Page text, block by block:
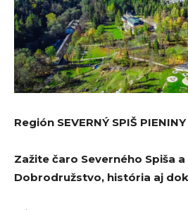
Región SEVERNÝ SPIŠ PIENINY
Zažite čaro Severného Spiša a
Dobrodružstvo, história aj